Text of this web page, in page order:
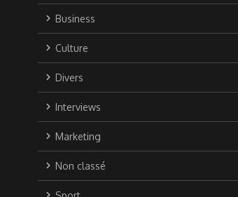
Business
Culture
Divers
Interviews
Marketing
Non classé